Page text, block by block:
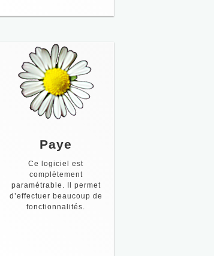
Paye
Ce logiciel est
complètement
paramétrable. Il permet
d’effectuer beaucoup de
fonctionnalités.